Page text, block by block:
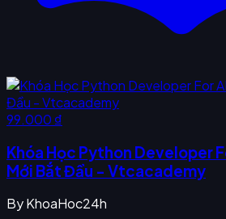
99.000 ₫
Khóa Học Python Developer
Mới Bắt Đầu - Vtcacademy
ByKhoaHoc24h